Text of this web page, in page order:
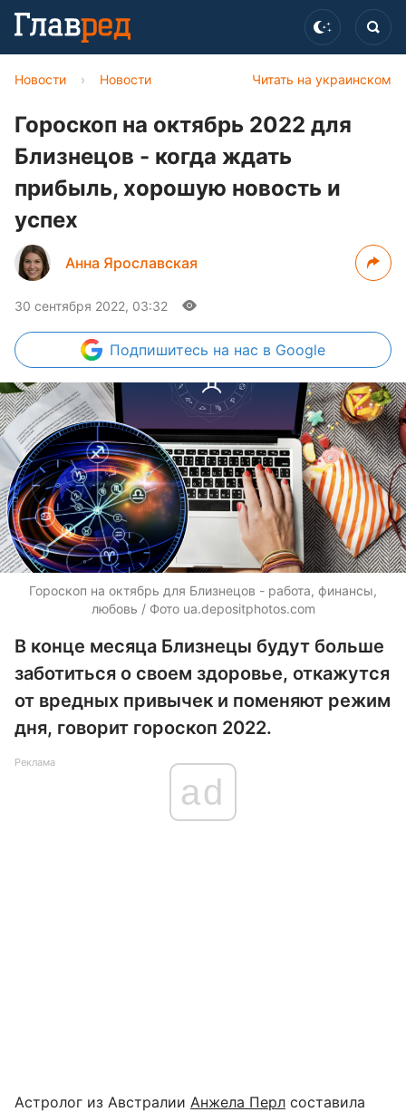
Читать на украинском
Новости › Новости
Гороскоп на октябрь 2022 для
Близнецов - когда ждать
прибыль, хорошую новость и
успех
Анна Ярославская
30 сентября 2022, 03:32
Подпишитесь на нас в Google
Гороскоп на октябрь для Близнецов - работа, финансы,
любовь / Фото ua.depositphotos.com
В конце месяца Близнецы будут больше
заботиться о своем здоровье, откажутся
от вредных привычек и поменяют режим
дня, говорит гороскоп 2022.
Реклама
ad
Астролог из Австралии Анжела Перл составила